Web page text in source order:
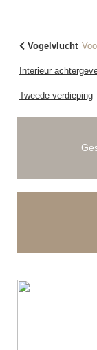
Vogelvlucht
Interieur
Tweede verdieping